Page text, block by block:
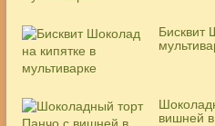
Бисквит
вишней в